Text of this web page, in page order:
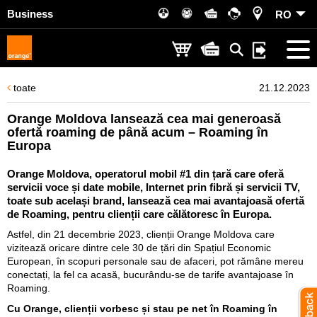
Business RO
toate 21.12.2023
Orange Moldova lansează cea mai generoasă
ofertă roaming de până acum – Roaming în
Europa
Orange Moldova, operatorul mobil #1 din țară care oferă
servicii voce și date mobile, Internet prin fibră și servicii TV,
toate sub același brand, lansează cea mai avantajoasă ofertă
de Roaming, pentru clienții care călătoresc în Europa.
Astfel, din 21 decembrie 2023, clienții Orange Moldova care
vizitează oricare dintre cele 30 de țări din Spațiul Economic
European, în scopuri personale sau de afaceri, pot rămâne mereu
conectați, la fel ca acasă, bucurându-se de tarife avantajoase în
Roaming.
Cu Orange, clienții vorbesc și stau pe net în Roaming în